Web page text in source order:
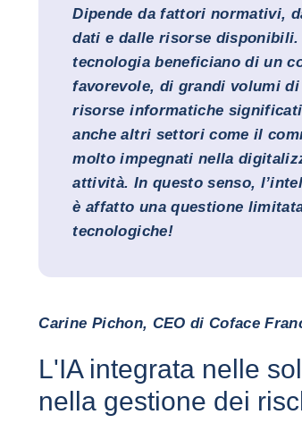
Dipende da fattori normativi,
dati e dalle risorse
tecnologia beneficiano di un
favorevole, di grandi volumi
risorse informatiche
anche altri settori come il
molto impegnati nella
attività. In questo senso,
è affatto una questione
tecnologiche!
Carine Pichon, CEO di Coface
L'IA integrata nelle
nella gestione dei